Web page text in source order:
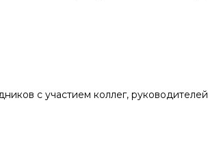
с участием коллег,